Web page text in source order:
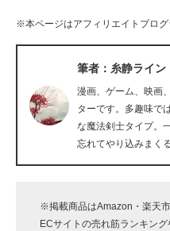
マーケ×ITの今がよく分かる
ITエンジニア向け専門サイト
企業向けIT製品の総合サイト
IT製品の技術・比較・事例
モノづくり技術者専門サイト
※本ページはアフィリエイトプロ
筆者：糸静ライン
漫画、ゲーム、映画
ターです。多趣味で
な魔法剣士タイプ。
忘れてやり込みまく
※掲載商品はAmazon・楽天
ECサイトの売れ筋ランキン